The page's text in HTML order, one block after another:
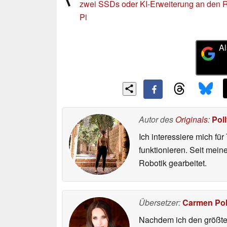
zwei SSDs oder KI-Erweiterung an den
Pi
Autor des Originals:
Ich interessiere mich
funktionieren. Seit
Robotik gearbeitet.
Übersetzer:Carmen Pol
Nachdem ich den